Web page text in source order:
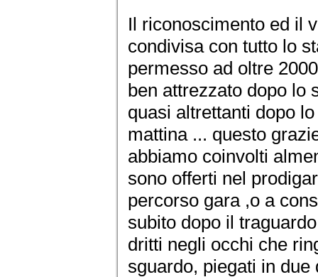
Il riconoscimento ed il
condivisa con tutto lo
permesso ad oltre
ben attrezzato dopo lo
quasi altrettanti dopo
mattina ... questo
abbiamo coinvolti
sono offerti nel
percorso gara ,o a
subito dopo il
dritti negli occhi che
sguardo, piegati in